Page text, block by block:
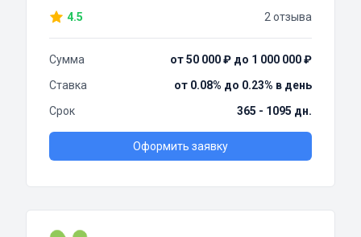
4.5 2 отзыва
Сумма
от 50 000 ₽ до 1 000 000 ₽
Ставка
от 0.08% до 0.23% в день
Срок
365 - 1095 дн.
Оформить заявку